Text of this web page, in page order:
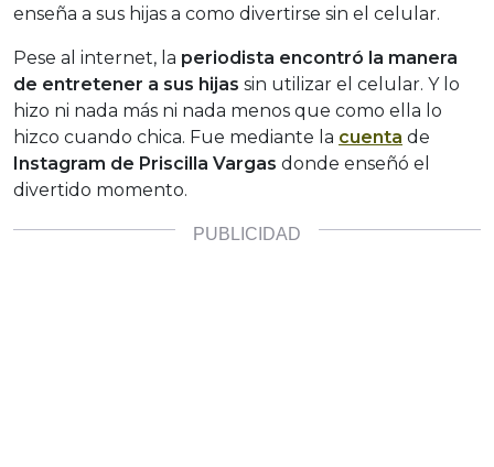
enseña a sus hijas a como divertirse sin el celular.
Pese al internet, la periodista encontró la manera
de entretener a sus hijas sin utilizar el celular. Y lo
hizo ni nada más ni nada menos que como ella lo
hizco cuando chica. Fue mediante la cuenta de
Instagram de Priscilla Vargas donde enseñó el
divertido momento.